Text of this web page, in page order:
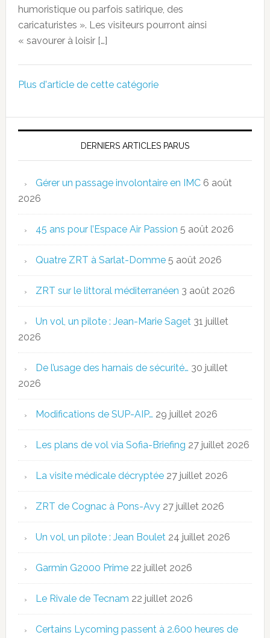
humoristique ou parfois satirique, des
caricaturistes ». Les visiteurs pourront ainsi
« savourer à loisir […]
Plus d'article de cette catégorie
DERNIERS ARTICLES PARUS
Gérer un passage involontaire en IMC 6 août
2026
45 ans pour l’Espace Air Passion 5 août 2026
Quatre ZRT à Sarlat-Domme 5 août 2026
ZRT sur le littoral méditerranéen 3 août 2026
Un vol, un pilote : Jean-Marie Saget 31 juillet
2026
De l’usage des harnais de sécurité… 30 juillet
2026
Modifications de SUP-AIP… 29 juillet 2026
Les plans de vol via Sofia-Briefing 27 juillet 2026
La visite médicale décryptée 27 juillet 2026
ZRT de Cognac à Pons-Avy 27 juillet 2026
Un vol, un pilote : Jean Boulet 24 juillet 2026
Garmin G2000 Prime 22 juillet 2026
Le Rivale de Tecnam 22 juillet 2026
Certains Lycoming passent à 2.600 heures de